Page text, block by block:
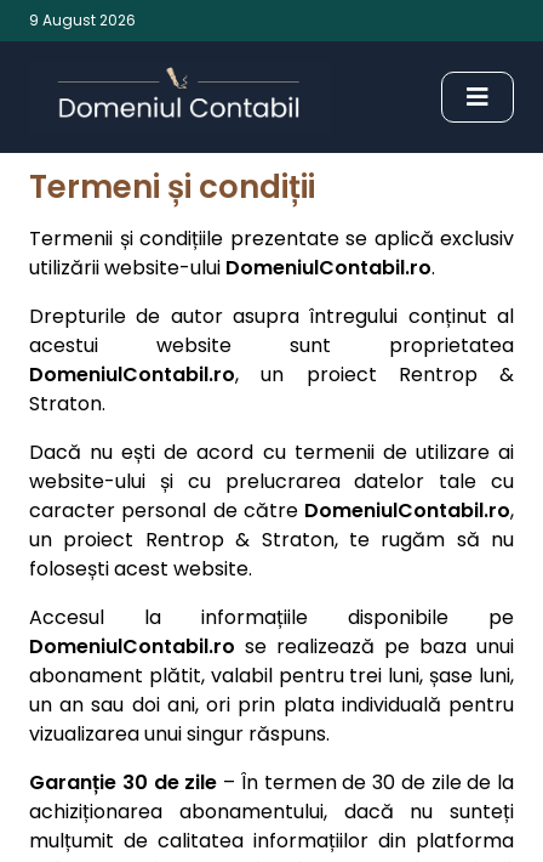
9 August 2026
Termeni și condiții
Termenii și condițiile prezentate se aplică exclusiv
utilizării website-ului DomeniulContabil.ro.
Drepturile de autor asupra întregului conținut al
acestui website sunt proprietatea
DomeniulContabil.ro, un proiect Rentrop &
Straton.
Dacă nu ești de acord cu termenii de utilizare ai
website-ului și cu prelucrarea datelor tale cu
caracter personal de către DomeniulContabil.ro,
un proiect Rentrop & Straton, te rugăm să nu
folosești acest website.
Accesul la informațiile disponibile pe
DomeniulContabil.ro se realizează pe baza unui
abonament plătit, valabil pentru trei luni, șase luni,
un an sau doi ani, ori prin plata individuală pentru
vizualizarea unui singur răspuns.
Garanție 30 de zile – În termen de 30 de zile de la
achiziționarea abonamentului, dacă nu sunteți
mulțumit de calitatea informațiilor din platforma